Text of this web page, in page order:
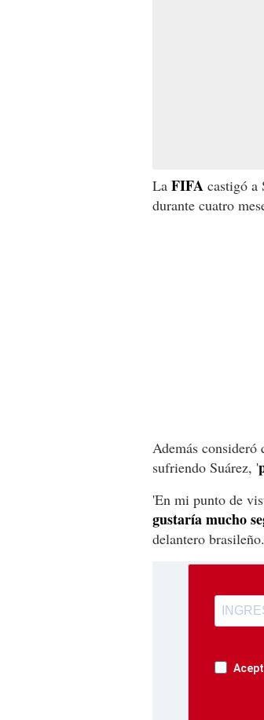
La FIFA castigó a
durante cuatro
Además consideró
sufriendo Suárez, '
'En mi punto de
gustaría mucho
delantero brasileño.